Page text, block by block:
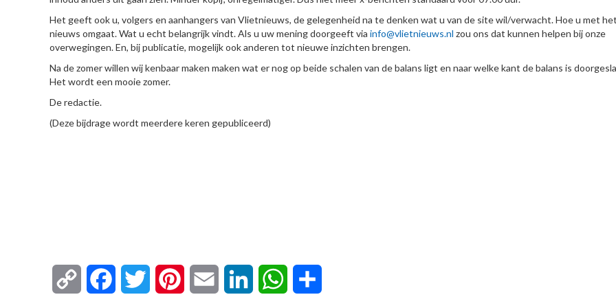
Het geeft ook u, volgers en aanhangers van Vlietnieuws, de gelegenheid na te denken wat u van de site wil/verwacht. Hoe u met het
nieuws omgaat. Wat u echt belangrijk vindt. Als u uw mening doorgeeft via info@vlietnieuws.nl zou ons dat kunnen helpen bij onze
overwegingen. En, bij publicatie, mogelijk ook anderen tot nieuwe inzichten brengen.
Na de zomer willen wij kenbaar maken maken wat er nog op beide schalen van de balans ligt en naar welke kant de balans is
Het wordt een mooie zomer.
De redactie.
(Deze bijdrage wordt meerdere keren gepubliceerd)
Copy FacebookTwitter Pinterest Email LinkedIn WhatsApp